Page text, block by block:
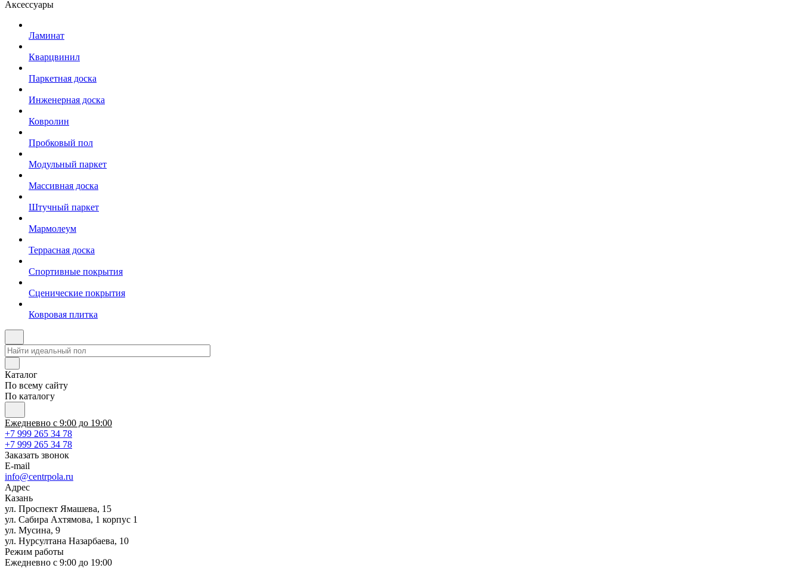
Аксессуары
Ламинат
Кварцвинил
Паркетная доска
Инженерная доска
Ковролин
Пробковый пол
Модульный паркет
Массивная доска
Штучный паркет
Мармолеум
Террасная доска
Спортивные покрытия
Сценические покрытия
Ковровая плитка
Каталог
По всему сайту
По каталогу
Ежедневно с 9:00 до 19:00
+7 999 265 34 78
+7 999 265 34 78
Заказать звонок
E-mail
info@centrpola.ru
Адрес
Казань
ул. Проспект Ямашева, 15
ул. Сабира Ахтямова, 1 корпус 1
ул. Мусина, 9
ул. Нурсултана Назарбаева, 10
Режим работы
Ежедневно с 9:00 до 19:00